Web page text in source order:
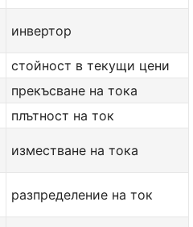
инвертор
стойност в текущи цени
прекъсване на тока
плътност на ток
изместване на тока
разпределение на ток